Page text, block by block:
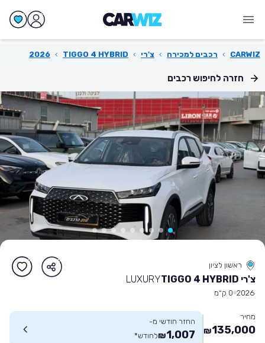
CARWIZ
› רכבים למכירה › צ'רי ›
TIGGO 4 HYBRID
›
2026
חזרה לחיפוש רכבים
ראשון לציון
צ'רי TIGGO 4 HYBRID LUXURY
2026 0 ק״מ
מחיר
135,000
₪
החזר חודשי מ-
1,007
₪לחודש*